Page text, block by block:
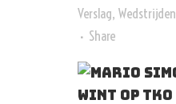
Verslag, Wedstrijden
Share